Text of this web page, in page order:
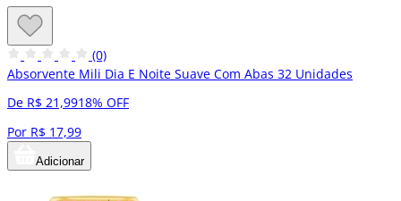
(0)
Absorvente Mili Dia E Noite Suave Com Abas 32 Unidades
De R$ 21,9918% OFF
Por R$ 17,99
Adicionar